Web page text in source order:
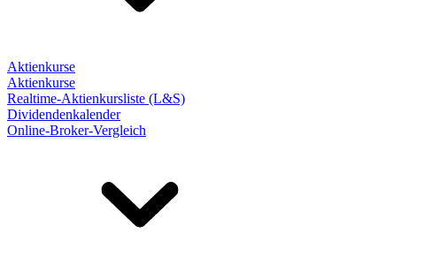
Aktienkurse
Aktienkurse
Realtime-Aktienkursliste (L&S)
Dividendenkalender
Online-Broker-Vergleich